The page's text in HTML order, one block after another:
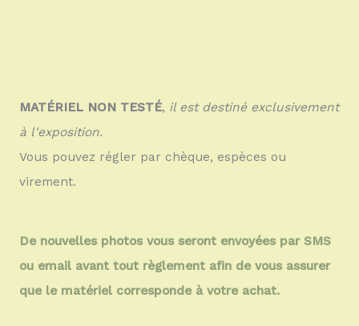
MATÉRIEL NON TESTÉ, il est destiné exclusivement
à l'exposition.
Vous pouvez régler par chèque, espèces ou
virement.
De nouvelles photos vous seront envoyées par SMS
ou email avant tout règlement afin de vous assurer
que le matériel corresponde à votre achat.